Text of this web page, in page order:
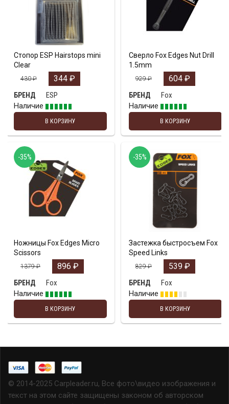
Стопор ESP Hairstops mini
Clear
430₽ 344 ₽
БРЕНД
ESP
Наличие
В КОРЗИНУ
Сверло Fox Edges Nut Drill
1.5mm
929₽ 604 ₽
БРЕНД
Fox
Наличие
В КОРЗИНУ
Ножницы Fox Edges Micro
Scissors
1379₽ 896 ₽
БРЕНД
Fox
Наличие
В КОРЗИНУ
-35%
Застежка быстросъем Fox
Speed Links
829₽ 539 ₽
БРЕНД
Fox
Наличие
В КОРЗИНУ
-35%
© 2014-2025 Carpleader.ru, Все фото\видео изображения и
текст на этом сайте защищены законом об авторском